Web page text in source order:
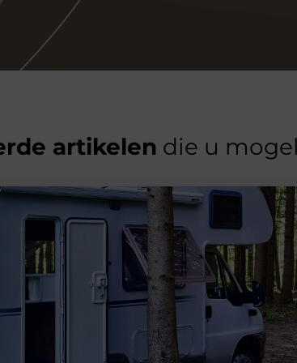
artikelen die u